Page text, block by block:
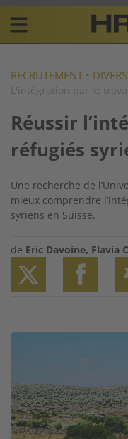
Skip
content
Plattform
für
Resources
navigation
FR
RECRUTEMENT •
L'intégration par le travail
Réussir
réfugiés
Une recherche de
mieux comprendre
syriens en Suisse.
de Eric Davoine, Flavia